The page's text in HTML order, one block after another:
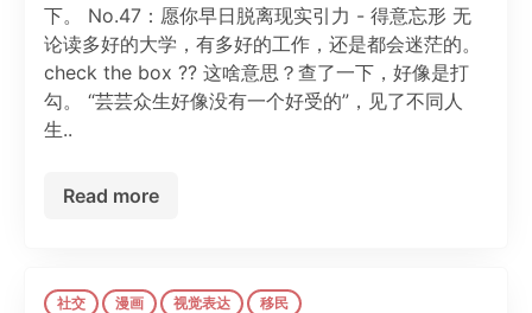
下。 No.47：愿你早日脱离现实引力 - 得意忘形 无
论读多好的大学，有多好的工作，还是都会迷茫的。
check the box ?? 这啥意思？查了一下，好像是打
勾。 “芸芸众生好像没有一个好受的”，见了不同人
生..
Read more
社交 漫画 视觉表达 移民